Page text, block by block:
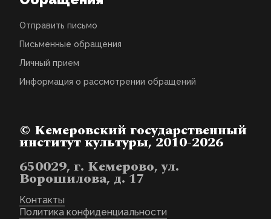
Отправить письмо
Письменные обращения
Личный прием
Информация о рассмотрении обращений
© Кемеровский государственный
институт культуры, 2010-2026
650029, г. Кемерово, ул.
Ворошилова, д. 17
Контакты
Политика конфиденциальности